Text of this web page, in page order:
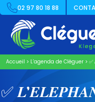
02 97 80 18 88
Accueil > L’agenda de Cléguer > ✅
✅